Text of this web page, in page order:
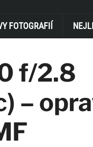
FOTOGRAFIÍ
f/2.8
–